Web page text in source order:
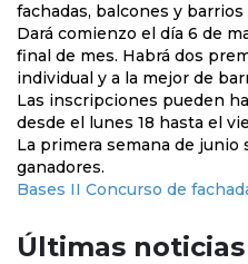
fachadas, balcones y
Dará comienzo el día 6 de
final de mes. Habrá dos
individual y a la mejor de
Las inscripciones pueden
desde el lunes 18 hasta el
La primera semana de junio
ganadores.
Bases II Concurso de
Últimas noticias